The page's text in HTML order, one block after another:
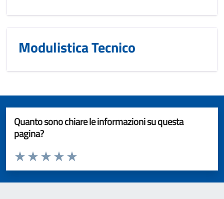
Modulistica Tecnico
Quanto sono chiare le informazioni su questa
pagina?
Valuta da 1 a 5 stelle la pagina
Valuta 5 stelle su 5
Valuta 4 stelle su 5
Valuta 3 stelle su 5
Valuta 2 stelle su 5
Valuta 1 stelle su 5